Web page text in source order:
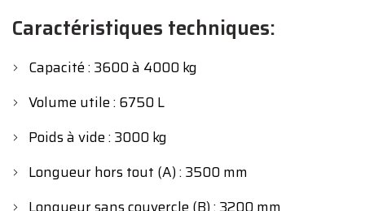
Caractéristiques techniques:
Capacité : 3600 à 4000 kg
Volume utile : 6750 L
Poids à vide : 3000 kg
Longueur hors tout (A) : 3500 mm